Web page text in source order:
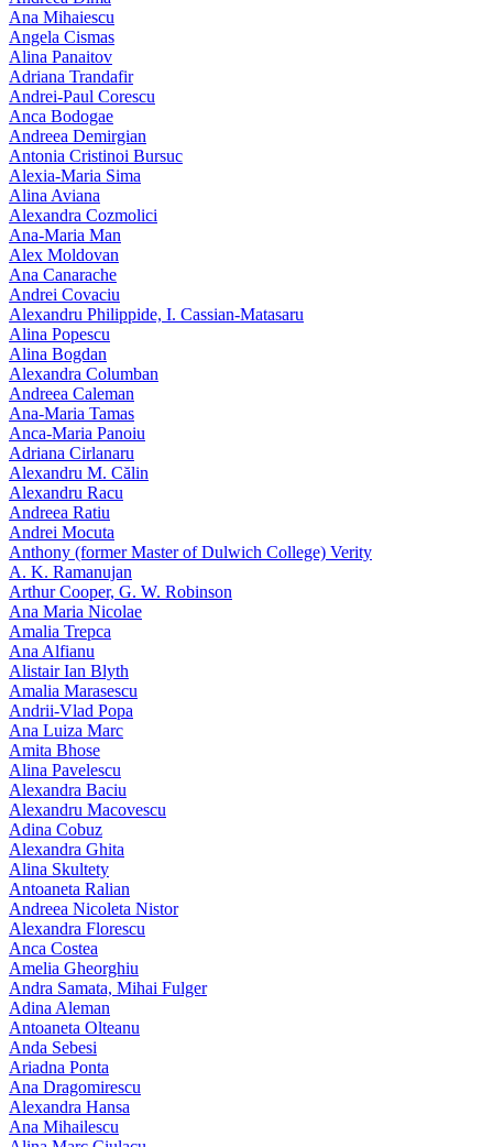
Ana Mihaiescu
Angela Cismas
Alina Panaitov
Adriana Trandafir
Andrei-Paul Corescu
Anca Bodogae
Andreea Demirgian
Antonia Cristinoi Bursuc
Alexia-Maria Sima
Alina Aviana
Alexandra Cozmolici
Ana-Maria Man
Alex Moldovan
Ana Canarache
Andrei Covaciu
Alexandru Philippide, I. Cassian‑Matasaru
Alina Popescu
Alina Bogdan
Alexandra Columban
Andreea Caleman
Ana-Maria Tamas
Anca-Maria Panoiu
Adriana Cirlanaru
Alexandru M. Călin
Alexandru Racu
Andreea Ratiu
Andrei Mocuta
Anthony (former Master of Dulwich College) Verity
A. K. Ramanujan
Arthur Cooper, G. W. Robinson
Ana Maria Nicolae
Amalia Trepca
Ana Alfianu
Alistair Ian Blyth
Amalia Marasescu
Andrii-Vlad Popa
Ana Luiza Marc
Amita Bhose
Alina Pavelescu
Alexandra Baciu
Alexandru Macovescu
Adina Cobuz
Alexandra Ghita
Alina Skultety
Antoaneta Ralian
Andreea Nicoleta Nistor
Alexandra Florescu
Anca Costea
Amelia Gheorghiu
Andra Samata, Mihai Fulger
Adina Aleman
Antoaneta Olteanu
Anda Sebesi
Ariadna Ponta
Ana Dragomirescu
Alexandra Hansa
Ana Mihailescu